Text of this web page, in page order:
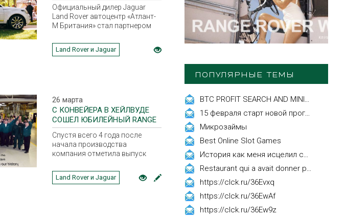
ТРАДИЦИОННОГО
ПРАЗДНИКА
Официальный дилер Jaguar
Land Rover автоцентр «Атлант-
М Британия» стал партнером
который организовало
посольство Великобритании в
Land Rover и Jaguar
26 марта
С КОНВЕЙЕРА В ХЕЙЛВУДЕ
СОШЕЛ ЮБИЛЕЙНЫЙ RANGE
ROVER EVOQUE.
Спустя всего 4 года после
начала производства
компания отметила выпуск
Evoque. Кроссовер стал самым
продаваемым и успешным Land
Land Rover и Jaguar
ПОПУЛЯРНЫЕ ТЕМЫ
Микрозаймы
Best Online Slot Games
https://clck.ru/36Evxq
https://clck.ru/36EwAf
https://clck.ru/36Ew9z